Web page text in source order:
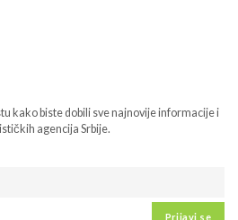
kako biste dobili sve najnovije informacije i
agencija Srbije.
Prijavi se